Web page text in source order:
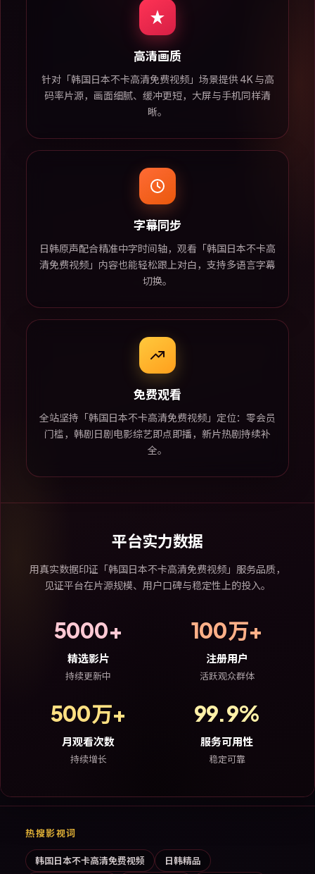
高清画质
针对「韩国日本不卡高清免费视频」场景提供 4K 与高
码率片源，画面细腻、缓冲更短，大屏与手机同样清
晰。
字幕同步
日韩原声配合精准中字时间轴，观看「韩国日本不卡高
清免费视频」内容也能轻松跟上对白，支持多语言字幕
切换。
免费观看
全站坚持「韩国日本不卡高清免费视频」定位：零会员
门槛，韩剧日剧电影综艺即点即播，新片热剧持续补
全。
平台实力数据
用真实数据印证「韩国日本不卡高清免费视频」服务品质，
见证平台在片源规模、用户口碑与稳定性上的投入。
5000+
精选影片
持续更新中
100万+
注册用户
活跃观众群体
500万+
月观看次数
持续增长
99.9%
服务可用性
稳定可靠
热搜影视词
韩国日本不卡高清免费视频 日韩精品